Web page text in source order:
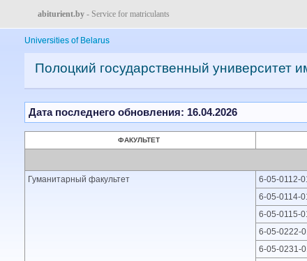
abiturient.by - Service for matriculants
Universities of Belarus
Полоцкий государственный
Дата последнего обновления: 16.04.2026
ФАКУЛЬТЕТ
Гуманитарный факультет 6-05-0112-
6-05-0114-
6-05-0115-
6-05-0222-
6-05-0231-